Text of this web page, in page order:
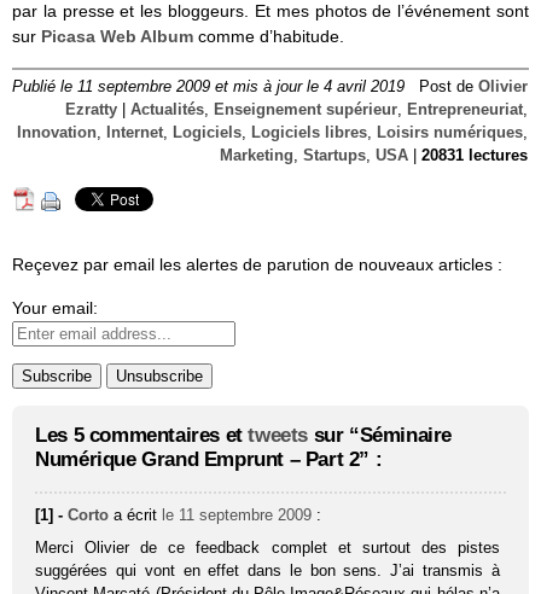
par la presse et les bloggeurs. Et mes photos de l’événement sont
sur Picasa Web Album comme d’habitude.
Publié le 11 septembre 2009 et mis à jour le 4 avril 2019 Post de Olivier
Ezratty
Actualités, Enseignement supérieur, Entrepreneuriat,
Innovation, Internet, Logiciels, Logiciels libres, Loisirs numériques,
Marketing, Startups, USA 20831 lectures
Reçevez par email les alertes de parution de nouveaux articles :
Your email:
Les 5 commentaires ettweets sur “Séminaire
Numérique Grand Emprunt – Part 2” :
[1] -Corto a écrit le 11 septembre 2009 :
Merci Olivier de ce feedback complet et surtout des pistes
suggérées qui vont en effet dans le bon sens. J’ai transmis à